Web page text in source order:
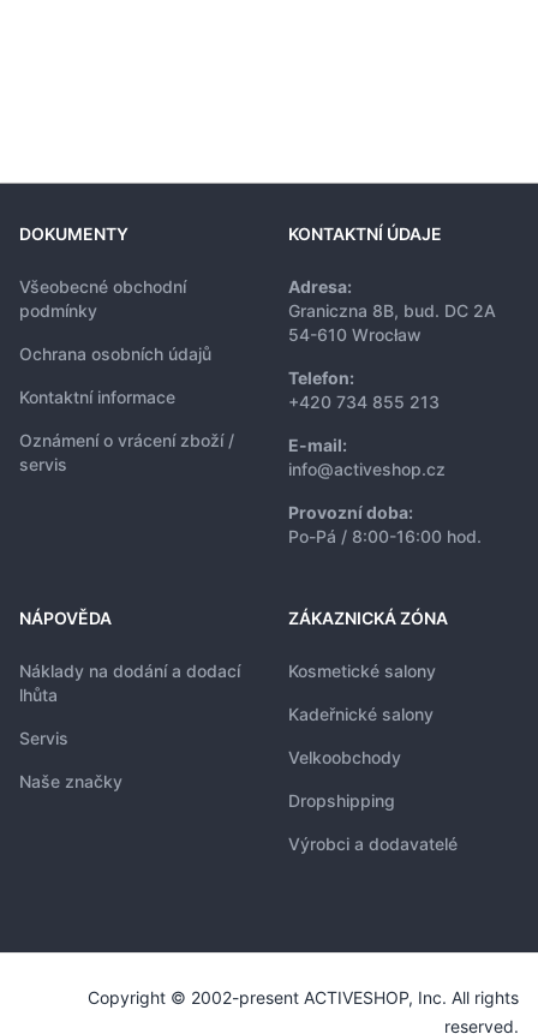
DOKUMENTY
Všeobecné obchodní
podmínky
Ochrana osobních údajů
Kontaktní informace
Oznámení o vrácení zboží /
servis
KONTAKTNÍ ÚDAJE
Adresa:
Graniczna 8B, bud. DC 2A
54-610 Wrocław
Telefon:
+420 734 855 213
E-mail:
info@activeshop.cz
Provozní doba:
Po-Pá / 8:00-16:00 hod.
NÁPOVĚDA
Náklady na dodání a dodací
lhůta
Servis
Naše značky
ZÁKAZNICKÁ ZÓNA
Kosmetické salony
Kadeřnické salony
Velkoobchody
Dropshipping
Výrobci a dodavatelé
Copyright © 2002-present ACTIVESHOP, Inc. All rights
reserved.